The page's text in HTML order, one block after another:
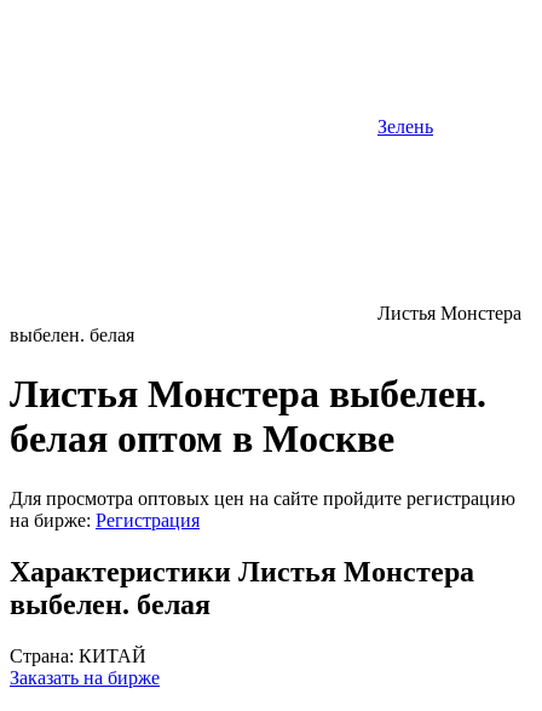
Зелень
Листья Монстера
выбелен. белая
Листья Монстера выбелен.
белая оптом в Москве
Для просмотра оптовых цен на сайте пройдите регистрацию
на бирже: Регистрация
Характеристики Листья Монстера
выбелен. белая
Страна: КИТАЙ
Заказать на бирже